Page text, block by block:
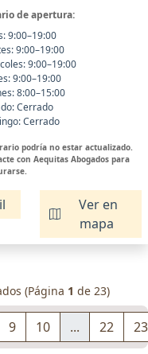
de apertura:
9:00–19:00
9:00–19:00
9:00–19:00
9:00–19:00
8:00–15:00
Cerrado
Cerrado
podría no estar actualizado.
con Aequitas Abogados para
Ver en
mapa
(Página 1 de 23)
9 10 ... 22 23